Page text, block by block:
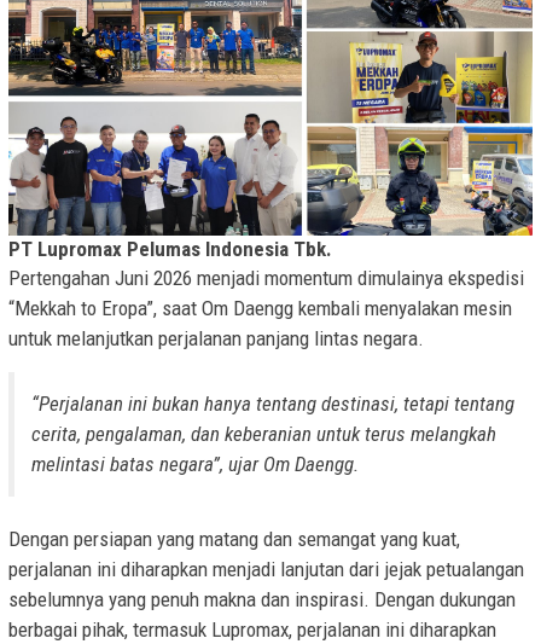
PT Lupromax Pelumas Indonesia Tbk.
Pertengahan Juni 2026 menjadi momentum dimulainya ekspedisi
“Mekkah to Eropa”, saat Om Daengg kembali menyalakan mesin
untuk melanjutkan perjalanan panjang lintas negara.
“Perjalanan ini bukan hanya tentang destinasi, tetapi tentang
cerita, pengalaman, dan keberanian untuk terus melangkah
melintasi batas negara”, ujar Om Daengg.
Dengan persiapan yang matang dan semangat yang kuat,
perjalanan ini diharapkan menjadi lanjutan dari jejak petualangan
sebelumnya yang penuh makna dan inspirasi. Dengan dukungan
berbagai pihak, termasuk Lupromax, perjalanan ini diharapkan